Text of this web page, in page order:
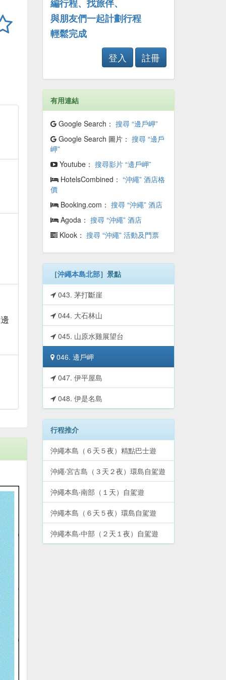
編行程、找旅伴、
與朋友們一起計劃行程
輕鬆完成
登入
註冊
有用連結
Google Search： 搜尋 “邊戶岬”
Google Search 圖片： 搜尋 “邊戶
岬”
Youtube： 搜尋影片 “邊戶岬”
HotelsCombined： “沖繩” 酒店格
價
Booking.com： 搜尋 “沖繩” 酒店
Agoda： 搜尋 “沖繩” 酒店
Klook： 搜尋 “沖繩” 活動及門票
［沖繩本島北部］景點
043. 茅打斷崖
044. 大石林山
045. 山原水雞展望台
046. 邊戶岬
047. 伊平屋島
048. 伊是名島
行程推介
沖繩本島（６天５夜）精點巴士遊
沖繩‧宮古島（３天２夜）環島自駕遊
沖繩本島‧南部（１天）自駕遊
沖繩本島（６天５夜）環島自駕遊
沖繩本島‧中部（２天１夜）自駕遊